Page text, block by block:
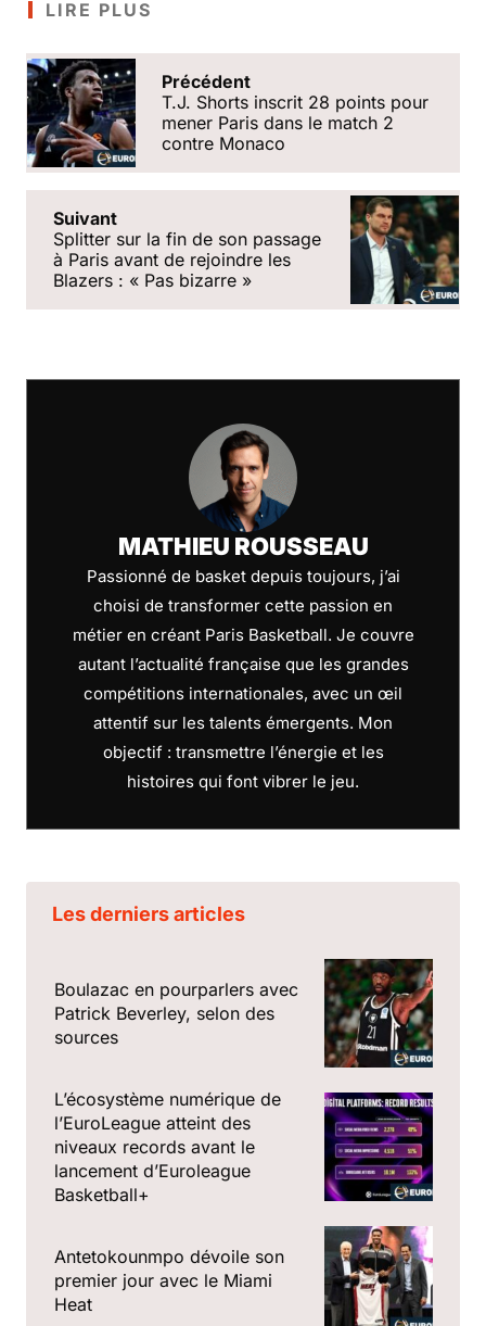
LIRE PLUS
Précédent
T.J. Shorts inscrit 28 points pour
mener Paris dans le match 2
contre Monaco
Suivant
Splitter sur la fin de son passage
à Paris avant de rejoindre les
Blazers : « Pas bizarre »
MATHIEU ROUSSEAU
Passionné de basket depuis toujours, j’ai
choisi de transformer cette passion en
métier en créant Paris Basketball. Je couvre
autant l’actualité française que les grandes
compétitions internationales, avec un œil
attentif sur les talents émergents. Mon
objectif : transmettre l’énergie et les
histoires qui font vibrer le jeu.
Les derniers articles
Boulazac en pourparlers avec
Patrick Beverley, selon des
sources
L’écosystème numérique de
l’EuroLeague atteint des
niveaux records avant le
lancement d’Euroleague
Basketball+
Antetokounmpo dévoile son
premier jour avec le Miami
Heat